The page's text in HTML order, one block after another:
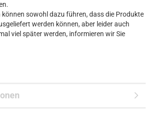
können sowohl dazu führen, dass die Produkte
werden können, aber leider auch
viel später werden, informieren wir Sie